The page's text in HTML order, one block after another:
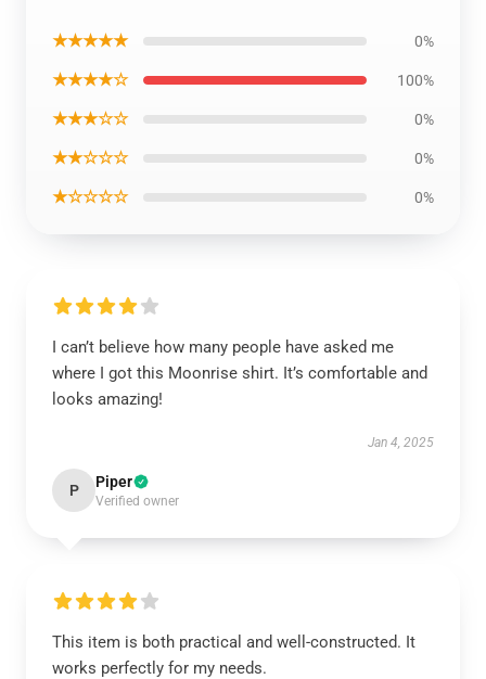
★★★★★ 0%
★★★★☆ 100%
★★★☆☆ 0%
★★☆☆☆ 0%
★☆☆☆☆ 0%
I can’t believe how many people have asked me
where I got this Moonrise shirt. It’s comfortable and
looks amazing!
Jan 4, 2025
P Piper
Verified owner
This item is both practical and well-constructed. It
works perfectly for my needs.